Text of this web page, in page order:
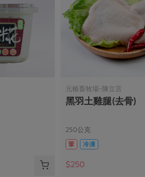
元榆畜牧場-陳立言
黑羽土雞腿(去骨)
250公克
葷
冷凍
$250